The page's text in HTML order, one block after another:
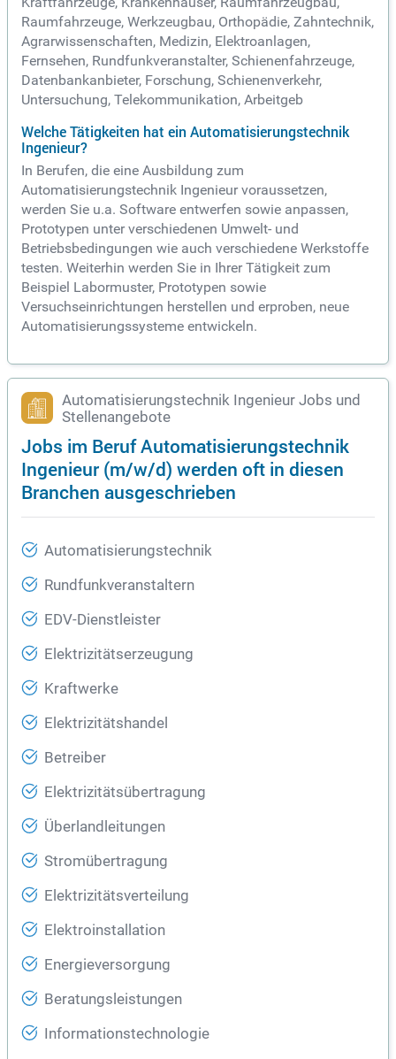
Raumfahrzeuge, Werkzeugbau, Orthopädie, Zahntechnik,
Agrarwissenschaften, Medizin, Elektroanlagen,
Fernsehen, Rundfunkveranstalter, Schienenfahrzeuge,
Datenbankanbieter, Forschung, Schienenverkehr,
Untersuchung, Telekommunikation, Arbeitgeb
Welche Tätigkeiten hat ein Automatisierungstechnik
Ingenieur?
In Berufen, die eine Ausbildung zum
Automatisierungstechnik Ingenieur voraussetzen,
werden Sie u.a. Software entwerfen sowie anpassen,
Prototypen unter verschiedenen Umwelt- und
Betriebsbedingungen wie auch verschiedene Werkstoffe
testen. Weiterhin werden Sie in Ihrer Tätigkeit zum
Beispiel Labormuster, Prototypen sowie
Versuchseinrichtungen herstellen und erproben, neue
Automatisierungssysteme entwickeln.
Automatisierungstechnik Ingenieur Jobs und
Stellenangebote
Jobs im Beruf Automatisierungstechnik
Ingenieur (m/w/d) werden oft in diesen
Branchen ausgeschrieben
Automatisierungstechnik
Rundfunkveranstaltern
EDV-Dienstleister
Elektrizitätserzeugung
Kraftwerke
Elektrizitätshandel
Betreiber
Elektrizitätsübertragung
Überlandleitungen
Stromübertragung
Elektrizitätsverteilung
Elektroinstallation
Energieversorgung
Beratungsleistungen
Informationstechnologie